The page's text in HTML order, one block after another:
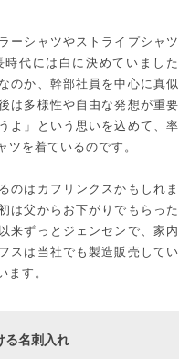
ーシャツやストライプシャツ
代には白に決めていました
のか、幹部社員を中心に真似
は多様性や自由な発想が重要
よ」という思いを込めて、率
を着ているのです。
のはカフリンクスかもしれま
は父からお下がりでもらった
来ずっとジェンセンで、家内
スは当社でも製造販売してい
す。
る名刺入れ